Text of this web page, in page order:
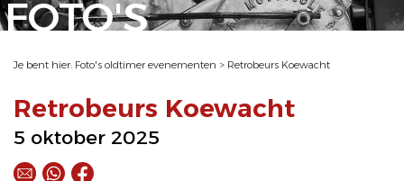
FOTO'S
Je bent hier: Foto's oldtimer evenementen > Retrobeurs Koewacht
Retrobeurs Koewacht
5 oktober 2025